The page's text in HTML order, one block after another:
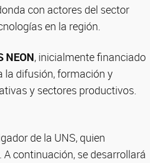
con actores del sector
en la región.
NEON, inicialmente financiado
la difusión, formación y
y sectores productivos.
de la UNS, quien
continuación, se desarrollará